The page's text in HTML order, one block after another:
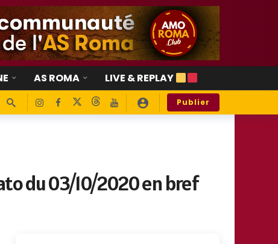
AS ROMA LIVE & REPLAY
Publier
du 03/10/2020 en bref